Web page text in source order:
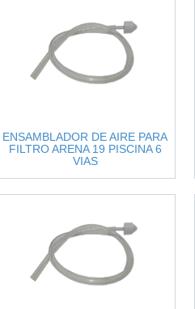
ENSAMBLADOR DE AIRE PARA
FILTRO ARENA 19 PISCINA 6
VIAS